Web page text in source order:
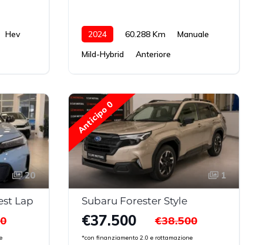
Hev 2024 60.288 Km
Manuale
Mild-Hybrid
Anteriore
20
Lap
Anticipo 0
1
Subaru Forester Style
€37.500
*con finanziamento 2.0 e rottamazione
€38.500